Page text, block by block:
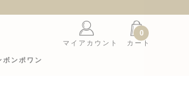
マイアカウント
0
カート
ボンポワン